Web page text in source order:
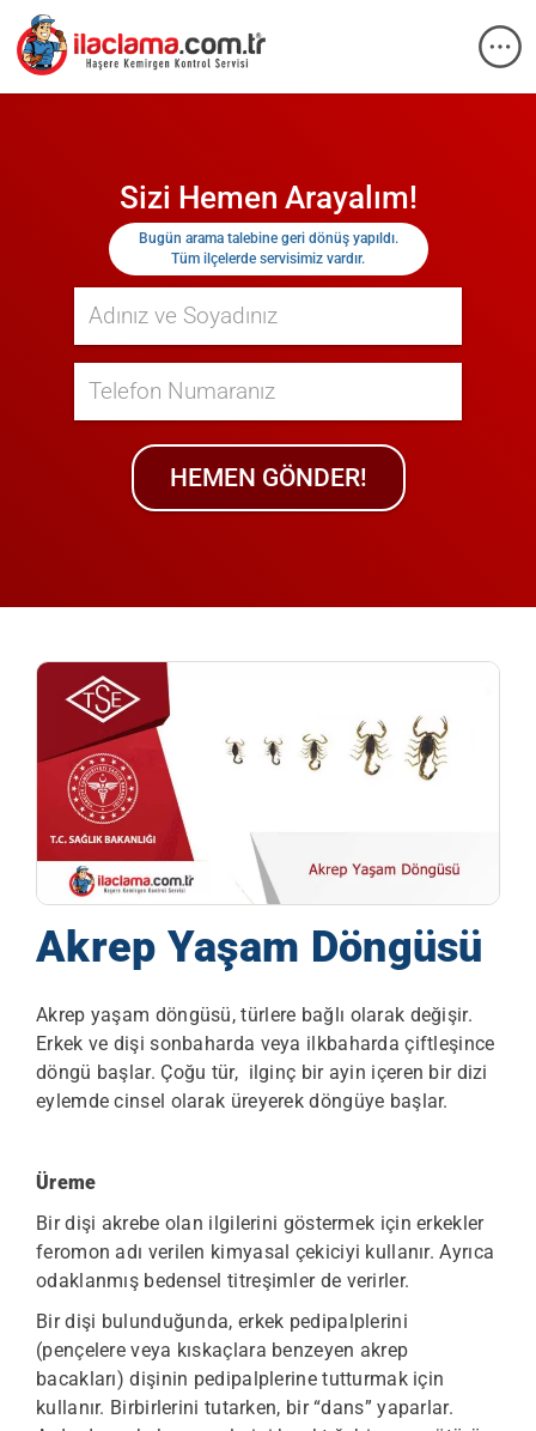
Sizi Hemen Arayalım!
Bugün arama talebine geri dönüş yapıldı.
Tüm ilçelerde servisimiz vardır.
HEMEN GÖNDER!
Akrep Yaşam Döngüsü
Akrep yaşam döngüsü, türlere bağlı olarak değişir.
Erkek ve dişi sonbaharda veya ilkbaharda çiftleşince
döngü başlar. Çoğu tür, ilginç bir ayin içeren bir dizi
eylemde cinsel olarak üreyerek döngüye başlar.
Üreme
Bir dişi akrebe olan ilgilerini göstermek için erkekler
feromon adı verilen kimyasal çekiciyi kullanır. Ayrıca
odaklanmış bedensel titreşimler de verirler.
Bir dişi bulunduğunda, erkek pedipalplerini
(pençelere veya kıskaçlara benzeyen akrep
bacakları) dişinin pedipalplerine tutturmak için
kullanır. Birbirlerini tutarken, bir “dans” yaparlar.